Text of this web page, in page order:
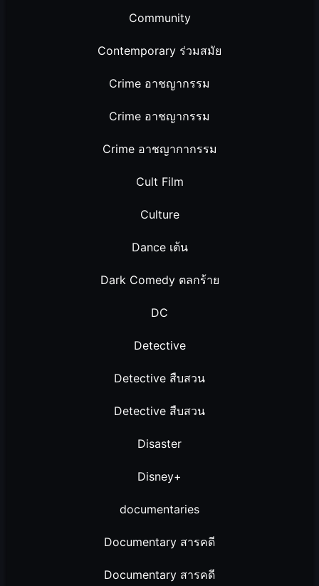
Community
Contemporary ร่วมสมัย
Crime อาชญากรรม
Crime อาชญากรรม
Crime อาชญากากรรม
Cult Film
Culture
Dance เต้น
Dark Comedy ตลกร้าย
DC
Detective
Detective สืบสวน
Detective สืบสวน
Disaster
Disney+
documentaries
Documentary สารคดี
Documentary สารคดี